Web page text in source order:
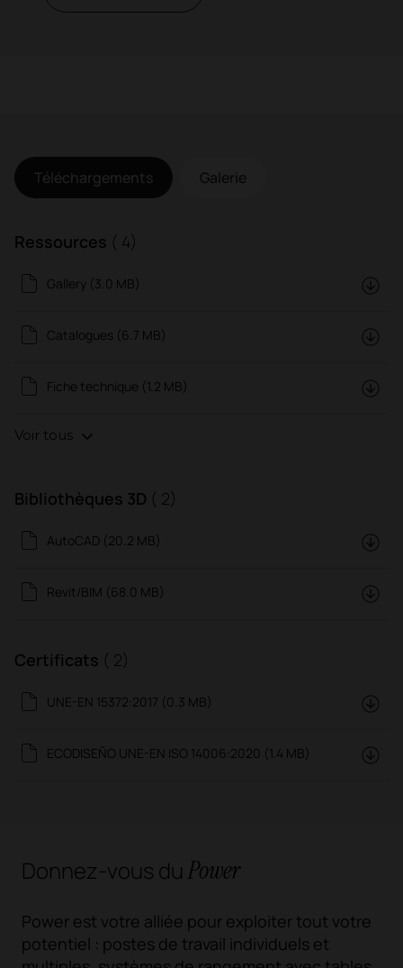
Téléchargements Galerie
Ressources ( 4)
Gallery (3.0 MB)
Catalogues (6.7 MB)
Fiche technique (1.2 MB)
Voir tous
Bibliothèques 3D ( 2)
AutoCAD (20.2 MB)
Revit/BIM (68.0 MB)
Certificats ( 2)
UNE-EN 15372:2017 (0.3 MB)
ECODISEÑO UNE-EN ISO 14006:2020 (1.4 MB)
Donnez-vous du Power
Power est votre alliée pour exploiter tout votre
potentiel : postes de travail individuels et